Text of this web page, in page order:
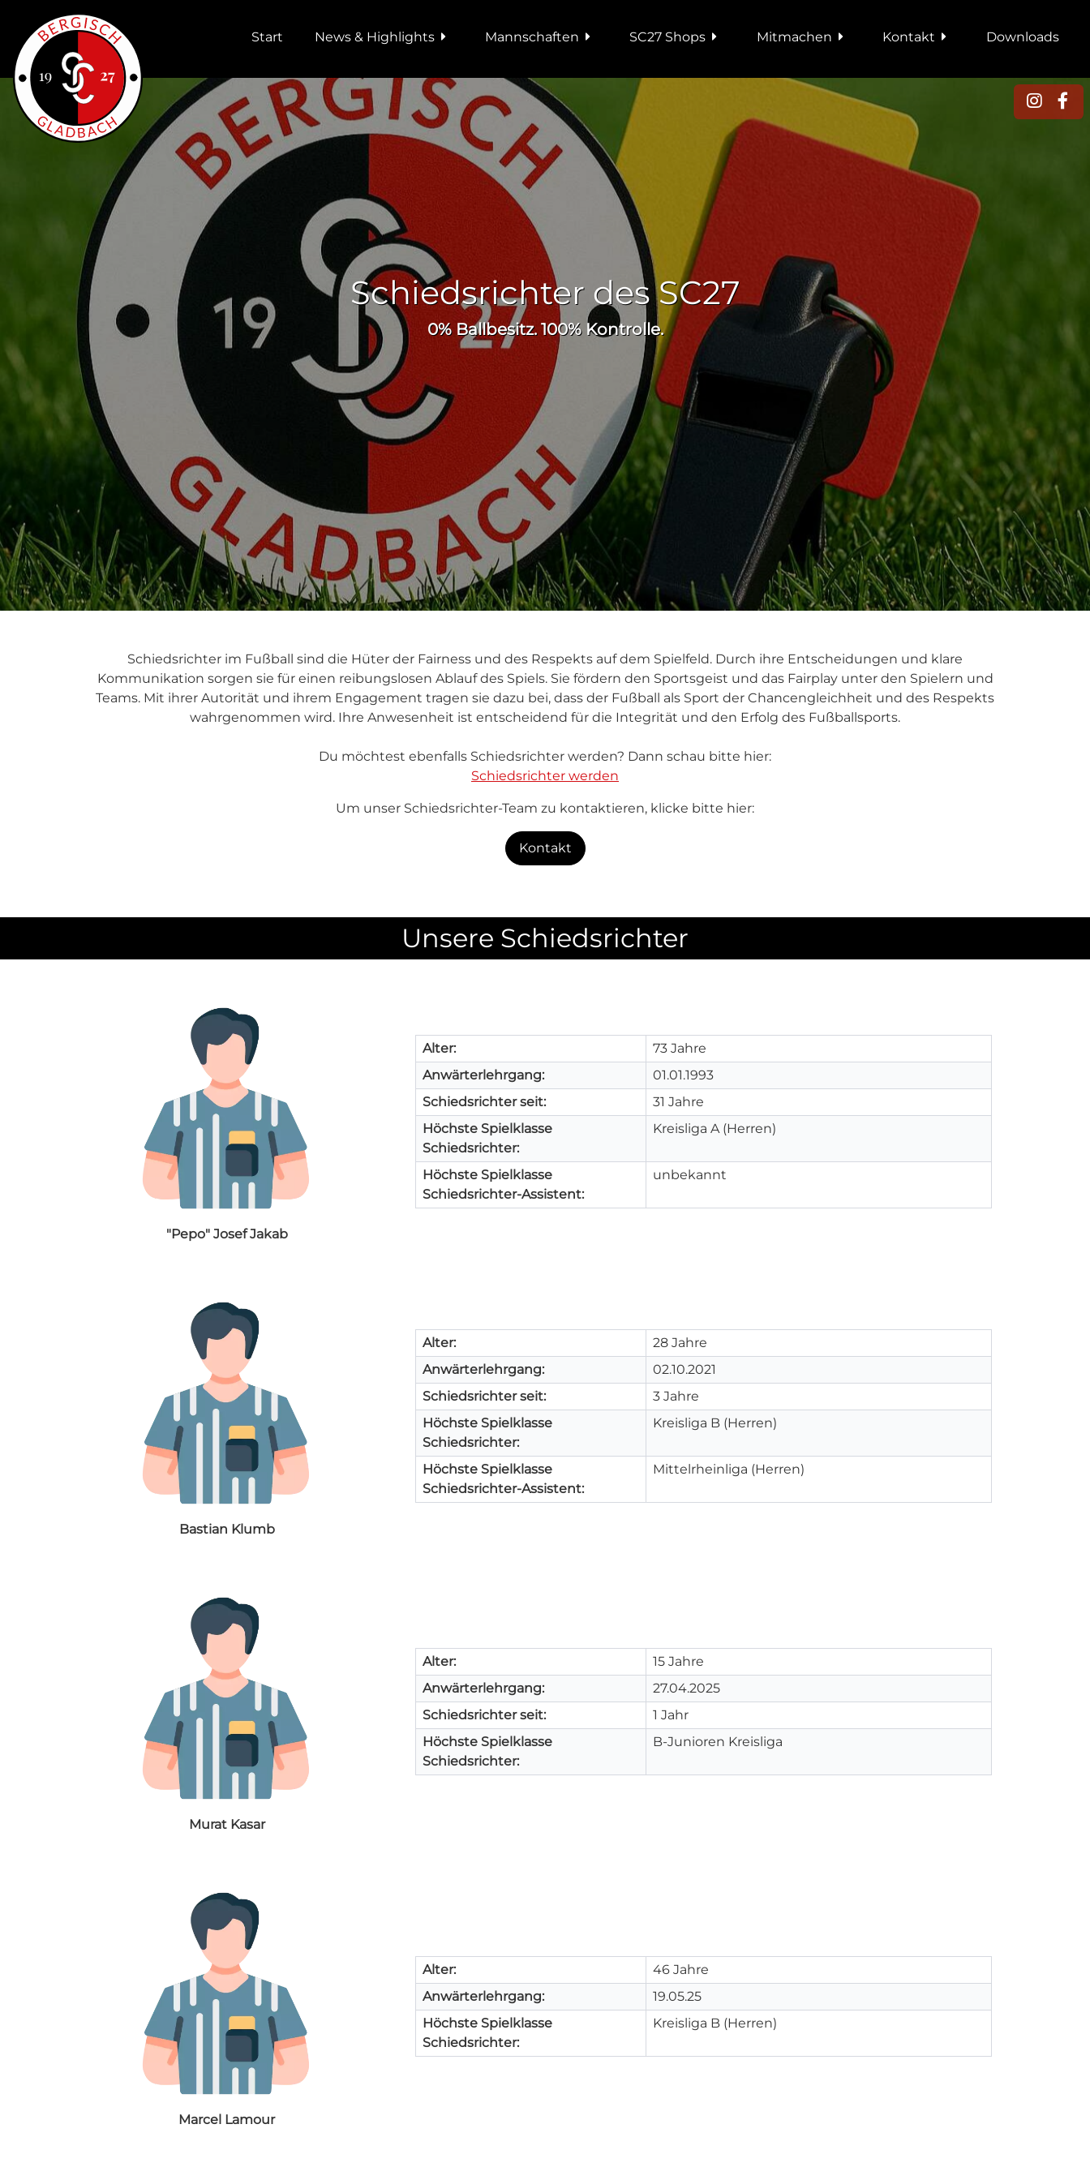
Start News & Highlights Mannschaften SC27 Shops Mitmachen Kontakt Downloads
Schiedsrichter des SC27
0% Ballbesitz. 100% Kontrolle.
Schiedsrichter im Fußball sind die Hüter der Fairness und des Respekts auf dem Spielfeld. Durch ihre Entscheidungen und klare
Kommunikation sorgen sie für einen reibungslosen Ablauf des Spiels. Sie fördern den Sportsgeist und das Fairplay unter den Spielern und
Teams. Mit ihrer Autorität und ihrem Engagement tragen sie dazu bei, dass der Fußball als Sport der Chancengleichheit und des Respekts
wahrgenommen wird. Ihre Anwesenheit ist entscheidend für die Integrität und den Erfolg des Fußballsports.
Du möchtest ebenfalls Schiedsrichter werden? Dann schau bitte hier:
Schiedsrichter werden
Um unser Schiedsrichter-Team zu kontaktieren, klicke bitte hier:
Kontakt
Unsere Schiedsrichter
"Pepo" Josef Jakab
Alter:
73 Jahre
Anwärterlehrgang:
01.01.1993
Schiedsrichter seit:
31 Jahre
Höchste Spielklasse
Schiedsrichter:
Kreisliga A (Herren)
Höchste Spielklasse
Schiedsrichter-Assistent:
unbekannt
Bastian Klumb
Alter:
28 Jahre
Anwärterlehrgang:
02.10.2021
Schiedsrichter seit:
3 Jahre
Höchste Spielklasse
Schiedsrichter:
Kreisliga B (Herren)
Höchste Spielklasse
Schiedsrichter-Assistent:
Mittelrheinliga (Herren)
Murat Kasar
Alter:
15 Jahre
Anwärterlehrgang:
27.04.2025
Schiedsrichter seit:
1 Jahr
Höchste Spielklasse
Schiedsrichter:
B-Junioren Kreisliga
Marcel Lamour
Alter:
46 Jahre
Anwärterlehrgang:
19.05.25
Höchste Spielklasse
Schiedsrichter:
Kreisliga B (Herren)